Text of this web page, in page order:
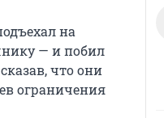
на
— и побил
что они
ограничения